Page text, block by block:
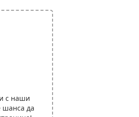
с наши
шанса да